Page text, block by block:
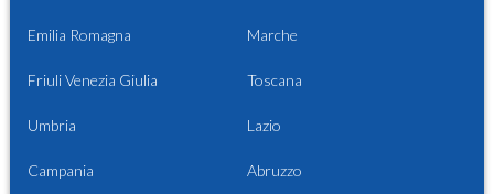
Emilia Romagna Marche
Friuli Venezia Giulia Toscana
Umbria Lazio
Campania Abruzzo